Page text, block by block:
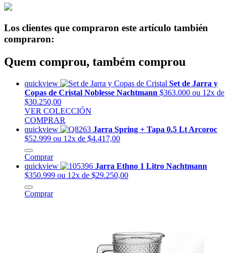
Los clientes que compraron este artículo también
compraron:
Quem comprou, também comprou
quickview
Set de Jarra y
Copas de Cristal Noblesse Nachtmann $363.000 ou 12x de
$30.250,00
VER COLECCIÓN
COMPRAR
quickview
Jarra Spring + Tapa 0.5 Lt Arcoroc
$52.999 ou 12x de $4.417,00
Comprar
quickview
Jarra Ethno 1 Litro Nachtmann
$350.999 ou 12x de $29.250,00
Comprar